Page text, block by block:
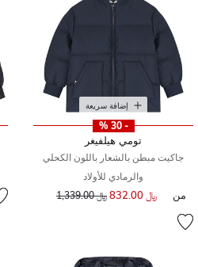
إضافة سريعة
- 30 %
تومي هيلفيغر
جاكيت مبطن بالشعار باللون الكحلي
والرمادي للأولاد
من ﷼ 832.00 سعر مخفض من﷼ 1,339.00